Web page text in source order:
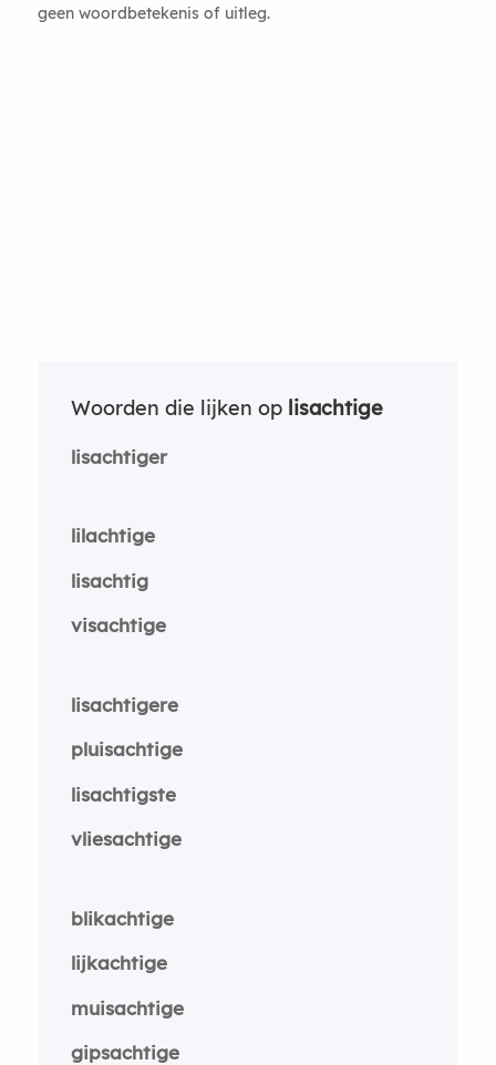
geen woordbetekenis of uitleg.
Woorden die lijken op lisachtige
lisachtiger
lilachtige
lisachtig
visachtige
lisachtigere
pluisachtige
lisachtigste
vliesachtige
blikachtige
lijkachtige
muisachtige
gipsachtige